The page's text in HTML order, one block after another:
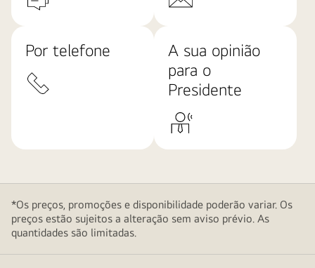
Por telefone
A sua opinião
para o
Presidente
*Os preços, promoções e disponibilidade poderão variar. Os
preços estão sujeitos a alteração sem aviso prévio. As
quantidades são limitadas.